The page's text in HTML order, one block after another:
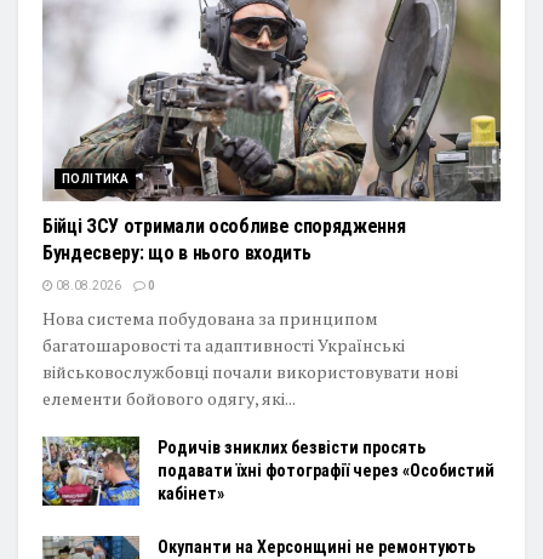
ПОЛІТИКА
Бійці ЗСУ отримали особливе спорядження
Бундесверу: що в нього входить
08.08.2026 0
Нова система побудована за принципом
багатошаровості та адаптивності Українські
військовослужбовці почали використовувати нові
елементи бойового одягу, які...
Родичів зниклих безвісти просять
подавати їхні фотографії через «Особистий
кабінет»
Окупанти на Херсонщині не ремонтують